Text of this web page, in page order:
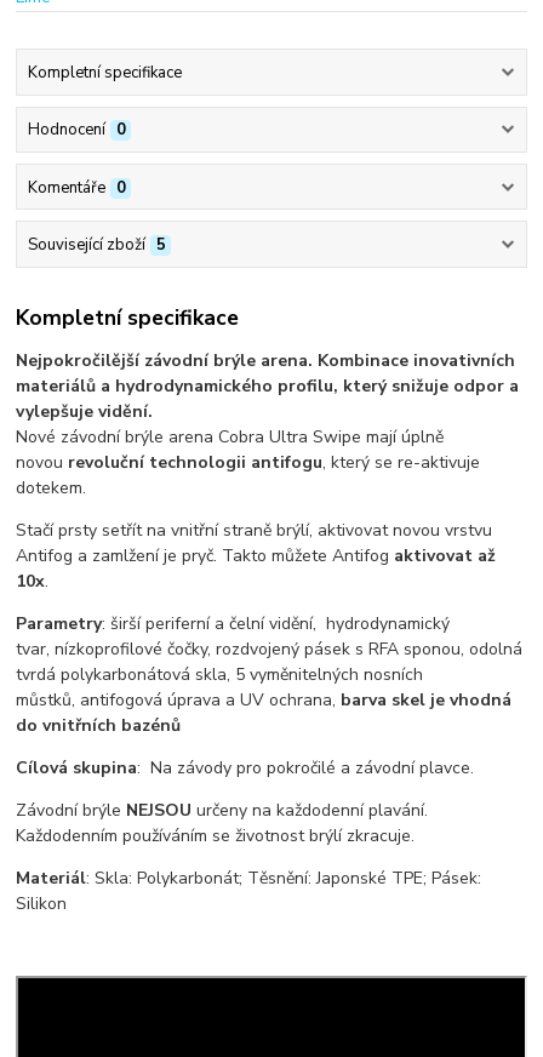
Kompletní specifikace
Hodnocení 0
Komentáře 0
Související zboží 5
Kompletní specifikace
Nejpokročilější závodní brýle arena. Kombinace inovativních
materiálů a hydrodynamického profilu, který snižuje odpor a
vylepšuje vidění.
Nové závodní brýle arena Cobra Ultra Swipe mají úplně
novou revoluční technologii antifogu, který se re-aktivuje
dotekem.
Stačí prsty setřít na vnitřní straně brýlí, aktivovat novou vrstvu
Antifog a zamlžení je pryč. Takto můžete Antifog aktivovat až
10x.
Parametry: širší periferní a čelní vidění, hydrodynamický
tvar, nízkoprofilové čočky, rozdvojený pásek s RFA sponou, odolná
tvrdá polykarbonátová skla, 5 vyměnitelných nosních
můstků, antifogová úprava a UV ochrana, barva skel je vhodná
do vnitřních bazénů
Cílová skupina: Na závody pro pokročilé a závodní plavce.
Závodní brýle NEJSOUurčeny na každodenní plavání.
Každodenním používáním se životnost brýlí zkracuje.
Materiál: Skla: Polykarbonát; Těsnění: Japonské TPE; Pásek:
Silikon